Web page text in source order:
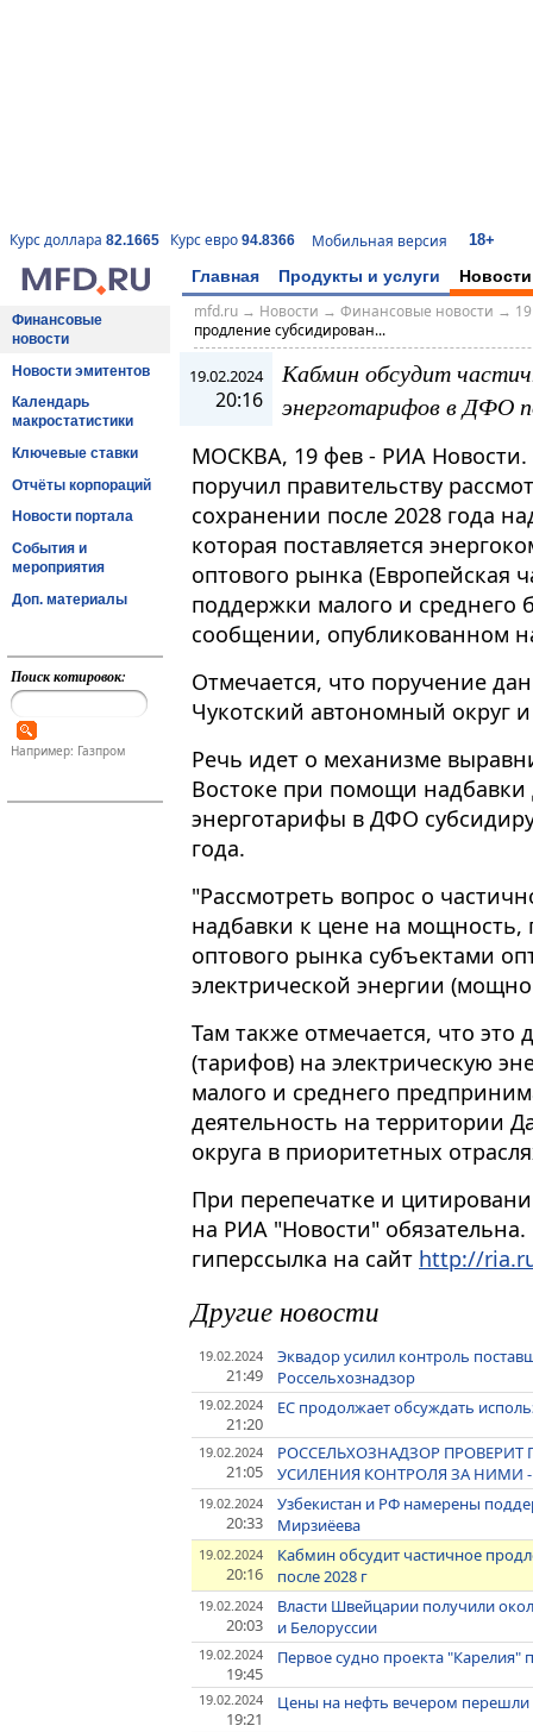
Курс доллара 82.1665 Курс евро 94.8366 Мобильная версия 18+
Главная Продукты и услуги Новости
Финансовые
новости
Новости эмитентов
Календарь
макростатистики
Ключевые ставки
Отчёты корпораций
Новости портала
События и
мероприятия
Доп. материалы
Поиск котировок:
Например: Газпром
mfd.ru→ Новости → Финансовые новости →
продление субсидирован...
19.02.2024
20:16
Кабмин обсудит
энерготарифов в ДФО
МОСКВА, 19 фев - РИА
поручил правительству
сохранении после 2028 года
которая поставляется
оптового рынка (Европейская
поддержки малого и среднего
сообщении, опубликованном
Отмечается, что поручение
Чукотский автономный округ
Речь идет о механизме
Востоке при помощи надбавки
энерготарифы в ДФО
года.
"Рассмотреть вопрос о
надбавки к цене на мощность,
оптового рынка субъектами
электрической энергии
Там также отмечается, что это
(тарифов) на электрическую
малого и среднего
деятельность на территории
округа в приоритетных
При перепечатке и
на РИА "Новости"
гиперссылка на сайт http://
Другие новости
19.02.2024
21:49
Эквадор усилил контроль
Россельхознадзор
19.02.2024
21:20
ЕС продолжает обсуждать
19.02.2024
21:05
РОССЕЛЬХОЗНАДЗОР
УСИЛЕНИЯ КОНТРОЛЯ ЗА НИМИ
19.02.2024
20:33
Узбекистан и РФ намерены
Мирзиёева
19.02.2024
20:16
Кабмин обсудит частичное
после 2028 г
19.02.2024
20:03
Власти Швейцарии получили
и Белоруссии
19.02.2024
19:45
Первое судно проекта
19.02.2024
19:21
Цены на нефть вечером перешли